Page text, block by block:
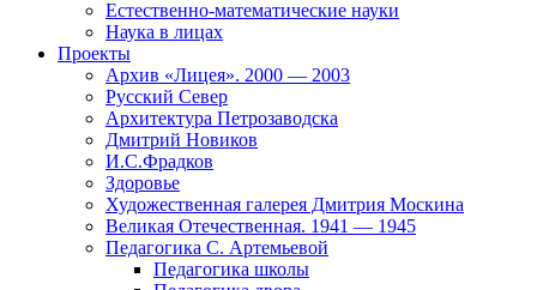
Естественно-математические науки
Наука в лицах
Проекты
Архив «Лицея». 2000 — 2003
Русский Север
Архитектура Петрозаводска
Дмитрий Новиков
И.С.Фрадков
Здоровье
Художественная галерея Дмитрия Москина
Великая Отечественная. 1941 — 1945
Педагогика С. Артемьевой
Педагогика школы